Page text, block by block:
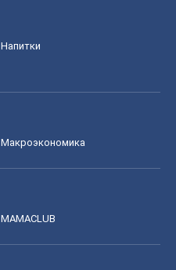
Напитки
Mакроэкономика
MAMACLUB